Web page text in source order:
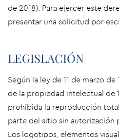
de 2018). Para ejercer este
presentar una solicitud por
LEGISLACIÓN
Según la ley de 11 de marzo
de la propiedad intelectual de
prohibida la reproducción
parte del sitio sin autorización
Los logotipos, elementos